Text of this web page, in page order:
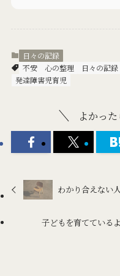
日々の記録
不安
心の整理 日々の記録
発達障害児育児
よかっ
わかり合えない
子どもを育てている